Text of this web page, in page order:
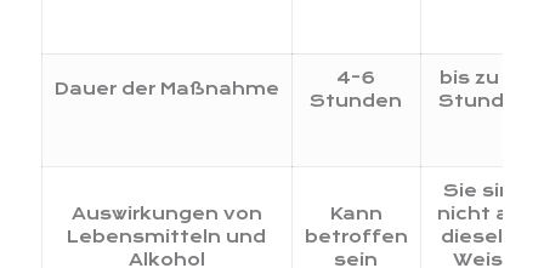
Dauer der Maßnahme
4-6
Stunden
bis zu 36
Stunden
Auswirkungen von
Lebensmitteln und
Alkohol
Kann
betroffen
sein
Sie sind
nicht auf
dieselbe
Weise